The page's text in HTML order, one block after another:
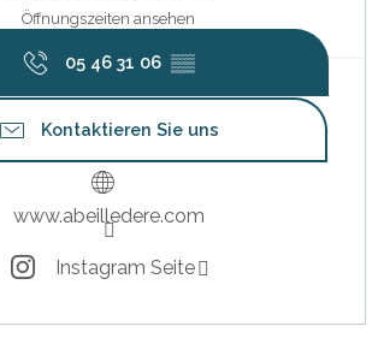
Öffnungszeiten ansehen
05 46 31 06 ▒▒
Kontaktieren Sie uns
www.abeilledere.com
Instagram Seite